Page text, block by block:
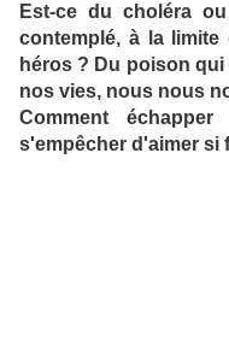
Est-ce du choléra
contemplé, à la
héros ? Du poison
nos vies, nous nous
Comment
s'empêcher d'aimer si